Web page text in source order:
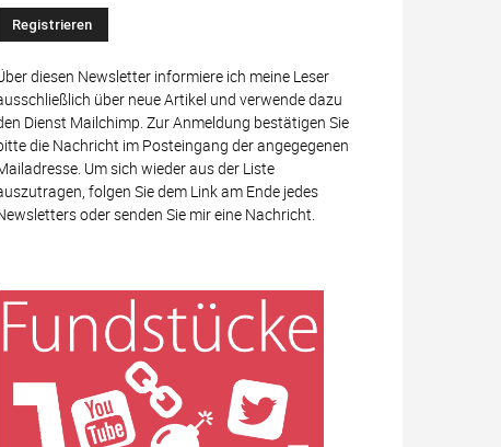
diesen Newsletter informiere ich meine Leser
über neue Artikel und verwende dazu
Dienst Mailchimp. Zur Anmeldung bestätigen Sie
die Nachricht im Posteingang der angegegenen
Um sich wieder aus der Liste
folgen Sie dem Link am Ende jedes
oder senden Sie mir eine Nachricht.